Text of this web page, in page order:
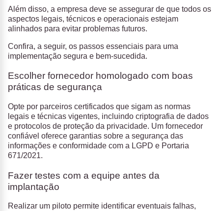
Além disso, a empresa deve se assegurar de que todos os
aspectos legais, técnicos e operacionais estejam
alinhados para evitar problemas futuros.
Confira, a seguir, os passos essenciais para uma
implementação segura e bem-sucedida.
Escolher fornecedor homologado com boas
práticas de segurança
Opte por parceiros certificados que sigam as normas
legais e técnicas vigentes, incluindo criptografia de dados
e protocolos de proteção da privacidade. Um fornecedor
confiável oferece garantias sobre a segurança das
informações e conformidade com a LGPD e Portaria
671/2021.
Fazer testes com a equipe antes da
implantação
Realizar um piloto permite identificar eventuais falhas,